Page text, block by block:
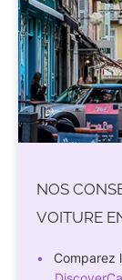
NOS
VOITURE
Comparez